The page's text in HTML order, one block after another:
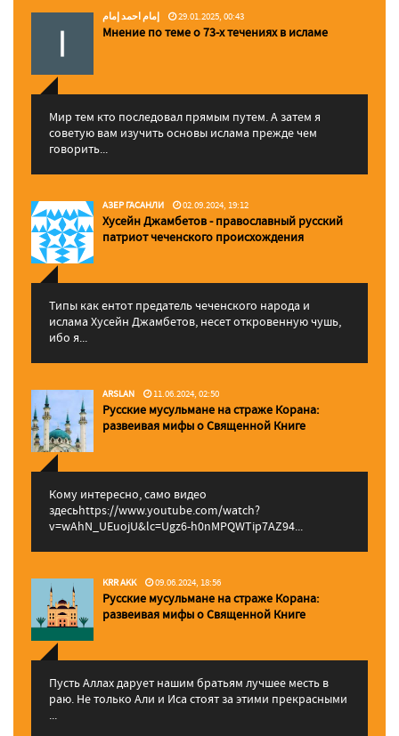
إمام احمد إمام 29.01.2025, 00:43
Мнение по теме о 73-х течениях в исламе
Мир тем кто последовал прямым путем. А затем я
советую вам изучить основы ислама прежде чем
говорить...
АЗЕР ГАСАНЛИ 02.09.2024, 19:12
Хусейн Джамбетов - православный русский
патриот чеченского происхождения
Типы как ентот предатель чеченского народа и
ислама Хусейн Джамбетов, несет откровенную чушь,
ибо я...
ARSLAN 11.06.2024, 02:50
Русские мусульмане на страже Корана:
pазвеивая мифы о Священной Книге
Кому интересно, само видео
здесьhttps://www.youtube.com/watch?
v=wAhN_UEuojU&lc=Ugz6-h0nMPQWTip7AZ94...
KRR AKK 09.06.2024, 18:56
Русские мусульмане на страже Корана:
pазвеивая мифы о Священной Книге
Пусть Аллах дарует нашим братьям лучшее месть в
раю. Не только Али и Иса стоят за этими прекрасными
...